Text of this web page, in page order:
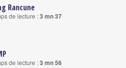
Rancune
de lecture :3 mn 37
de lecture :3 mn 56